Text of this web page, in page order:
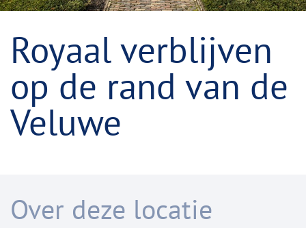
Royaal verblijven
op de rand van de
Veluwe
Over deze locatie